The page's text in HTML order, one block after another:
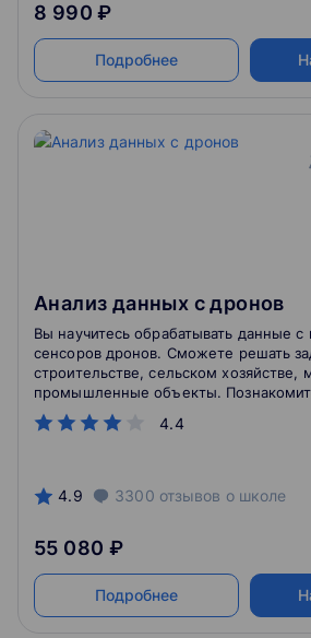
8 990 ₽
Подробнее
Анализ данных с дронов
4.4
Вы научитесь обрабатывать данные с
сенсоров дронов. Сможете решать
строительстве, сельском хозяйстве,
промышленные объекты.
перспективами беспилотной авиации
Курс рассчитан на начинающих
дронов. Уметь создавать простые 3D-
основе данных аэрофотосъёмки.
4.9 3300 отзывов о школе
55 080 ₽
Подробнее